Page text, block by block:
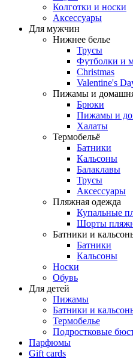
Колготки и носки
Аксессуары
Для мужчин
Нижнее белье
Трусы
Футболки и
Christmas
Valentine's
Пижамы и
Брюки
Пижамы и
Халаты
Термобельё
Батники
Кальсоны
Балаклавы
Трусы
Аксессуары
Пляжная одежда
Купальные
Шорты
Батники и
Батники
Кальсоны
Носки
Обувь
Для детей
Пижамы
Батники и
Термобелье
Подростковые
Парфюмы
Gift cards